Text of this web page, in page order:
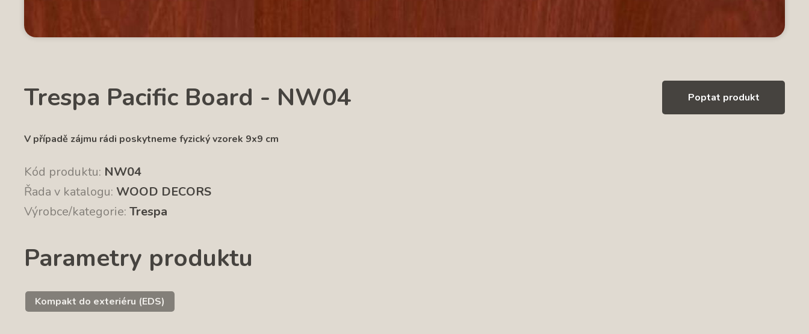
Trespa Pacific Board - NW04 Poptat produkt
V případě zájmu rádi poskytneme fyzický vzorek 9x9 cm
Kód produktu: NW04
Řada v katalogu: WOOD DECORS
Výrobce/kategorie: Trespa
Parametry produktu
Kompakt do exteriéru (EDS)